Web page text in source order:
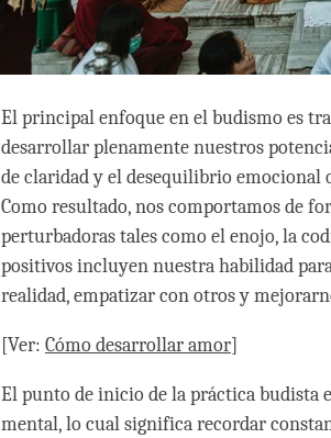
El principal enfoque en el budismo es
desarrollar plenamente nuestros
de claridad y el desequilibrio emocional
Como resultado, nos comportamos de
perturbadoras tales como el enojo, la
positivos incluyen nuestra habilidad
realidad, empatizar con otros y
[Ver: Cómo desarrollar amor]
El punto de inicio de la práctica budista
mental, lo cual significa recordar